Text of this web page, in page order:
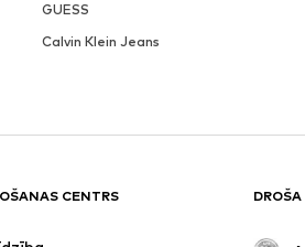
GUESS
Calvin Klein Jeans
CENTRS